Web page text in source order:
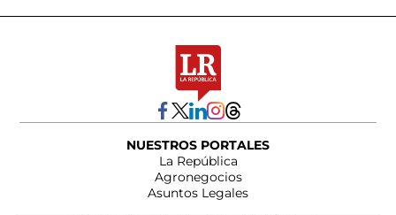
NUESTROS PORTALES
La República
Agronegocios
Asuntos Legales